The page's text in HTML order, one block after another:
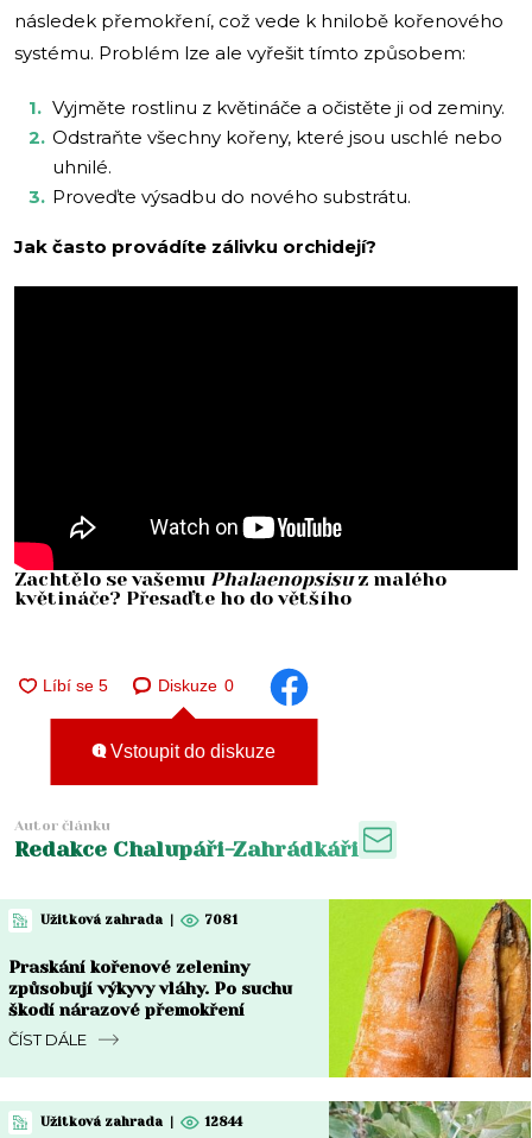
následek přemokření, což vede k hnilobě kořenového
systému. Problém lze ale vyřešit tímto způsobem:
Vyjměte rostlinu z květináče a očistěte ji od zeminy.
Odstraňte všechny kořeny, které jsou uschlé nebo
uhnilé.
Proveďte výsadbu do nového substrátu.
Jak často provádíte zálivku orchidejí?
Zachtělo se vašemu Phalaenopsisuz malého
květináče? Přesaďte ho do většího
Diskuze 0
Vstoupit do diskuze
Autor článku
Redakce Chalupáři-Zahrádkáři
Užitková zahrada 7081
Praskání kořenové zeleniny
způsobují výkyvy vláhy. Po suchu
škodí nárazové přemokření
ČÍST DÁLE
Užitková zahrada 12844